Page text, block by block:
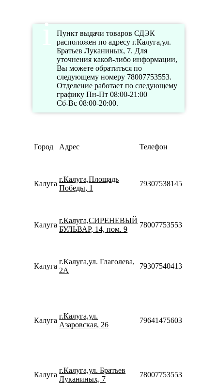
Пункт выдачи товаров СДЭК
расположен по адресу г.Калуга,ул.
Братьев Луканиных, 7. Для
уточнения какой-либо информации,
Вы можете обратиться по
следующему номеру 78007753553.
Отделение работает по следующему
графику Пн-Пт 08:00-21:00
Сб-Вс 08:00-20:00.
Город Адрес Телефон
Калуга
г.Калуга,Площадь
Победы, 1
79307538145
Калуга
г.Калуга,СИРЕНЕВЫЙ
БУЛЬВАР, 14, пом. 9
78007753553
Калуга
г.Калуга,ул. Глаголева,
2А
79307540413
Калуга
г.Калуга,ул.
Азаровская, 26
79641475603
Калуга
г.Калуга,ул. Братьев
Луканиных, 7
78007753553